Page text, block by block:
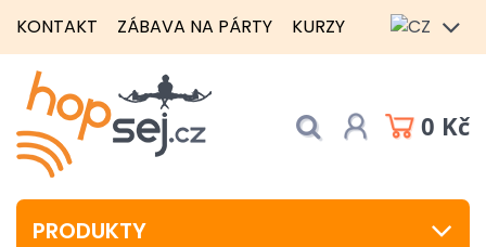
KONTAKT ZÁBAVA NA PÁRTY KURZY
0 Kč
PRODUKTY